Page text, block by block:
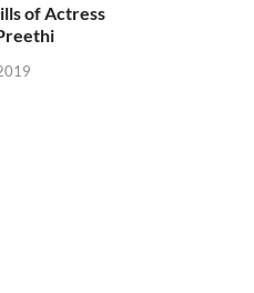
of Actress